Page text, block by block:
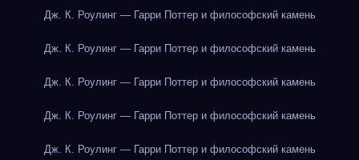
Дж. К. Роулинг — Гарри Поттер и философский камень
Дж. К. Роулинг — Гарри Поттер и философский камень
Дж. К. Роулинг — Гарри Поттер и философский камень
Дж. К. Роулинг — Гарри Поттер и философский камень
Дж. К. Роулинг — Гарри Поттер и философский камень